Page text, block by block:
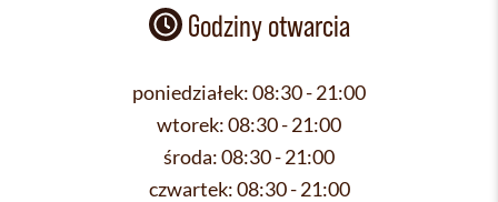
Godziny otwarcia
poniedziałek:08:30 - 21:00
wtorek:08:30 - 21:00
środa:08:30 - 21:00
czwartek:08:30 - 21:00